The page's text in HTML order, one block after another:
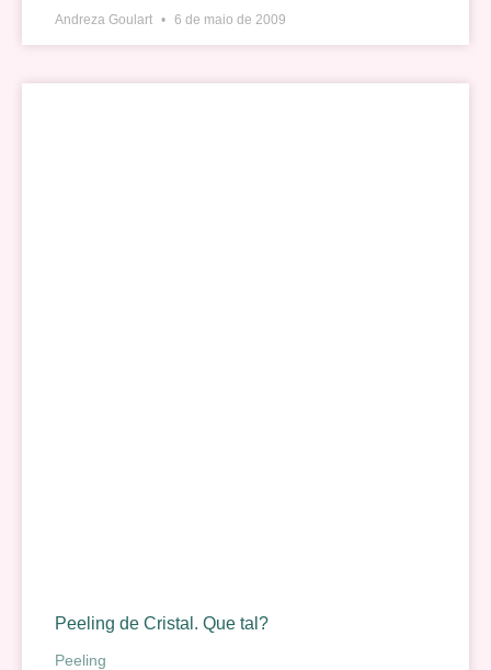
Andreza Goulart 6 de maio de 2009
Peeling de Cristal. Que tal?
Peeling